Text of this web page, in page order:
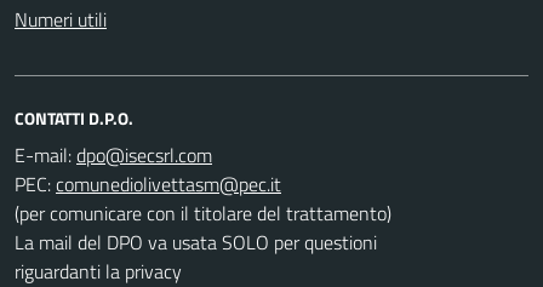
Numeri utili
CONTATTI D.P.O.
E-mail:
PEC:
(per comunicare con il titolare del trattamento)
La mail del DPO va usata SOLO per questioni
riguardanti la privacy